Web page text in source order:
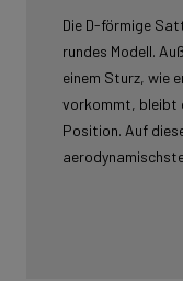
Die D-förmige
rundes Modell.
einem Sturz, wie
vorkommt, bleibt
Position. Auf